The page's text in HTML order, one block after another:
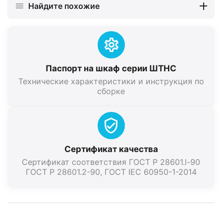
Найдите похожие
Паспорт на шкаф серии ШТНС
Технические характеристики и инструкция по
сборке
Сертификат качества
Сертификат соответствия ГОСТ Р 28601.l-90
ГОСТ Р 28601.2-90, ГOСТ IEC 60950-1-2014